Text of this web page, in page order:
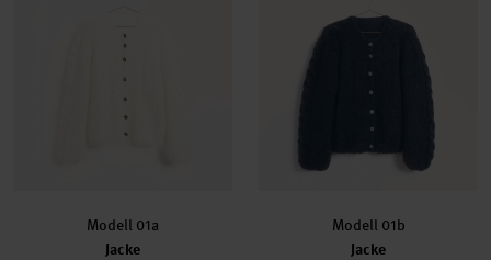
Modell 01a
Jacke
Modell 01b
Jacke